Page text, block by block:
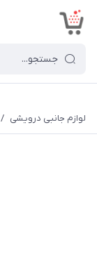
لوازم جانبی درویشی /